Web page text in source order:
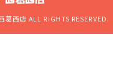
西店 ALL RIGHTS RESERVED.